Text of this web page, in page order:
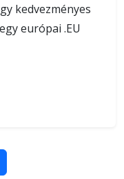
kedvezményes
európai .EU